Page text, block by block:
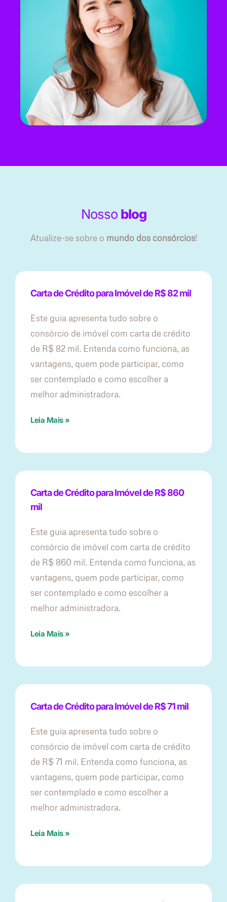
Nosso blog
Atualize-se sobre o mundo dos consórcios!
Carta de Crédito para Imóvel de R$ 82 mil
Este guia apresenta tudo sobre o
consórcio de imóvel com carta de crédito
de R$ 82 mil. Entenda como funciona, as
vantagens, quem pode participar, como
ser contemplado e como escolher a
melhor administradora.
Leia Mais »
Carta de Crédito para Imóvel de R$ 860
mil
Este guia apresenta tudo sobre o
consórcio de imóvel com carta de crédito
de R$ 860 mil. Entenda como funciona, as
vantagens, quem pode participar, como
ser contemplado e como escolher a
melhor administradora.
Leia Mais »
Carta de Crédito para Imóvel de R$ 71 mil
Este guia apresenta tudo sobre o
consórcio de imóvel com carta de crédito
de R$ 71 mil. Entenda como funciona, as
vantagens, quem pode participar, como
ser contemplado e como escolher a
melhor administradora.
Leia Mais »